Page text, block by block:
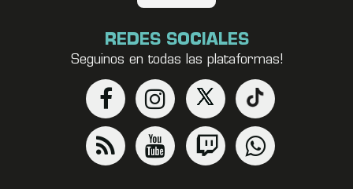
REDES SOCIALES
Seguinos en todas las plataformas!